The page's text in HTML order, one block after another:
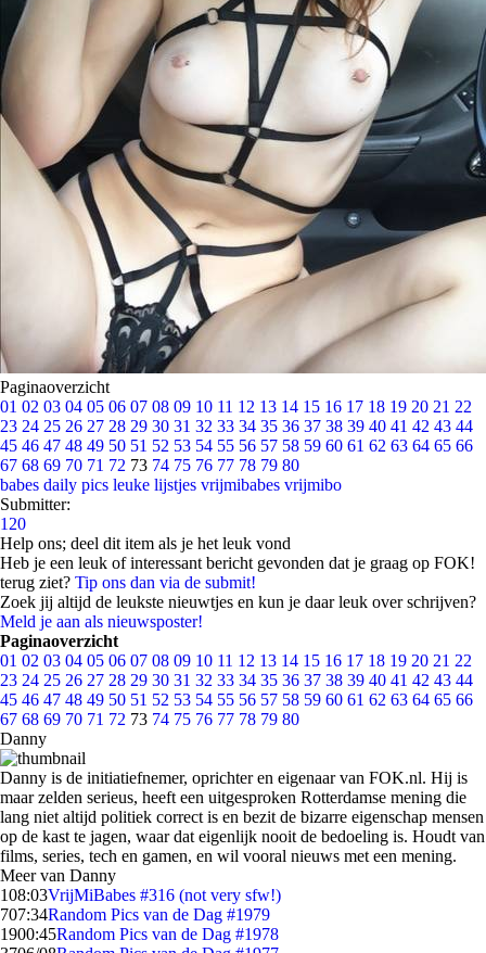
Paginaoverzicht
01 02 03 04 05 06 07 08 09 10 11 12 13 14 15 16 17 18 19 20 21 22
23 24 25 26 27 28 29 30 31 32 33 34 35 36 37 38 39 40 41 42 43 44
45 46 47 48 49 50 51 52 53 54 55 56 57 58 59 60 61 62 63 64 65 66
67 68 69 70 71 72 73 74 75 76 77 78 79 80
babes daily pics leuke lijstjes vrijmibabes vrijmibo
Submitter:
120
Help ons; deel dit item als je het leuk vond
Heb je een leuk of interessant bericht gevonden dat je graag op FOK!
terug ziet? Tip ons dan via de submit!
Zoek jij altijd de leukste nieuwtjes en kun je daar leuk over schrijven?
Meld je aan als nieuwsposter!
Paginaoverzicht
01 02 03 04 05 06 07 08 09 10 11 12 13 14 15 16 17 18 19 20 21 22
23 24 25 26 27 28 29 30 31 32 33 34 35 36 37 38 39 40 41 42 43 44
45 46 47 48 49 50 51 52 53 54 55 56 57 58 59 60 61 62 63 64 65 66
67 68 69 70 71 72 73 74 75 76 77 78 79 80
Danny
Danny is de initiatiefnemer, oprichter en eigenaar van FOK.nl. Hij is
maar zelden serieus, heeft een uitgesproken Rotterdamse mening die
lang niet altijd politiek correct is en bezit de bizarre eigenschap mensen
op de kast te jagen, waar dat eigenlijk nooit de bedoeling is. Houdt van
films, series, tech en gamen, en wil vooral nieuws met een mening.
Meer van Danny
108:03VrijMiBabes #316 (not very sfw!)
707:34Random Pics van de Dag #1979
1900:45Random Pics van de Dag #1978